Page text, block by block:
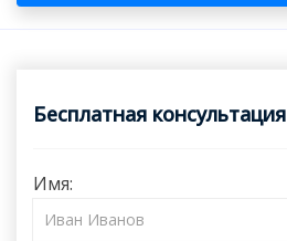
Бесплатная консультация
Имя: